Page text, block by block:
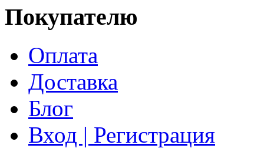
Покупателю
Оплата
Доставка
Блог
Вход | Регистрация